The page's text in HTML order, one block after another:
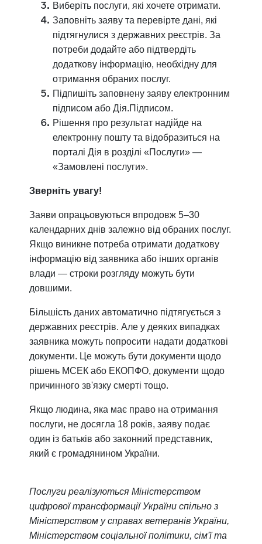
Виберіть послуги, які хочете отримати.
Заповніть заяву та перевірте дані, які
підтягнулися з державних реєстрів. За
потреби додайте або підтвердіть
додаткову інформацію, необхідну для
отримання обраних послуг.
Підпишіть заповнену заяву електронним
підписом або Дія.Підписом.
Рішення про результат надійде на
електронну пошту та відобразиться на
порталі Дія в розділі «Послуги» —
«Замовлені послуги».
Зверніть увагу!
Заяви опрацьовуються впродовж 5–30
календарних днів залежно від обраних послуг.
Якщо виникне потреба отримати додаткову
інформацію від заявника або інших органів
влади — строки розгляду можуть бути
довшими.
Більшість даних автоматично підтягується з
державних реєстрів. Але у деяких випадках
заявника можуть попросити надати додаткові
документи. Це можуть бути документи щодо
рішень МСЕК або ЕКОПФО, документи щодо
причинного зв'язку смерті тощо.
Якщо людина, яка має право на отримання
послуги, не досягла 18 років, заяву подає
один із батьків або законний представник,
який є громадянином України.
Послуги реалізуються Міністерством
цифрової трансформації України спільно з
Міністерством у справах ветеранів України,
Міністерством соціальної політики, сім'ї та